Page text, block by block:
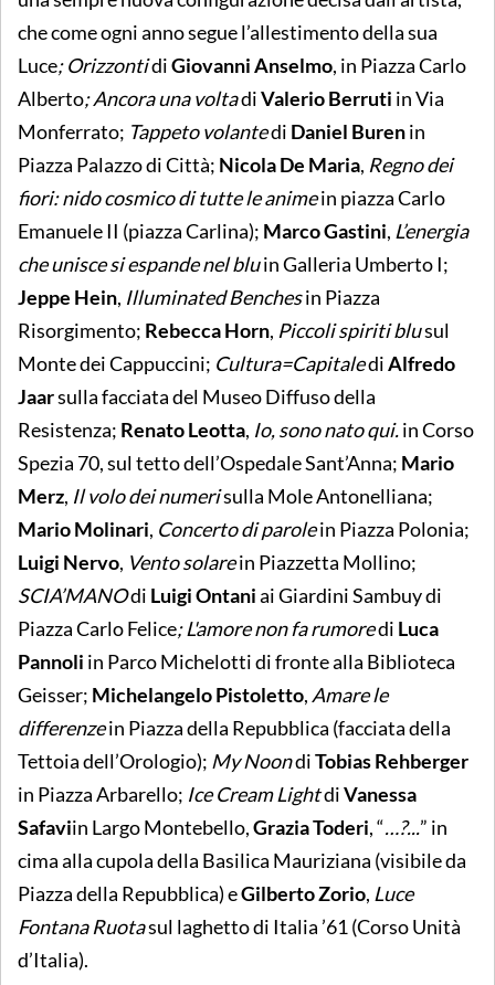
che come ogni anno segue l’allestimento della sua
Luce; OrizzontidiGiovanni Anselmo, in Piazza Carlo
Alberto; Ancora una voltadiValerio Berruti in Via
Monferrato; Tappeto volantedi Daniel Burenin
Piazza Palazzo di Città; NicolaDe Maria, Regno dei
fiori: nido cosmico di tutte le animein piazza Carlo
Emanuele II (piazza Carlina); Marco Gastini, L’energia
che unisce si espande nel bluinGalleria Umberto I;
Jeppe Hein, Illuminated Benchesin Piazza
Risorgimento; Rebecca Horn, Piccoli spiriti blusul
Monte dei Cappuccini; Cultura=CapitalediAlfredo
Jaarsulla facciata del Museo Diffuso della
Resistenza; Renato Leotta, Io, sono nato qui.in Corso
Spezia 70, sul tetto dell’Ospedale Sant’Anna; Mario
Merz, Il volo dei numerisulla Mole Antonelliana;
Mario Molinari, Concerto di parolein Piazza Polonia;
Luigi Nervo, Vento solarein Piazzetta Mollino;
SCIA’MANOdi Luigi Ontaniai Giardini Sambuy di
Piazza Carlo Felice; L'amore non fa rumoredi Luca
Pannoli in Parco Michelotti di fronte alla Biblioteca
Geisser; Michelangelo Pistoletto, Amare le
differenzein Piazza della Repubblica (facciata della
Tettoia dell’Orologio); My NoondiTobias Rehberger
in Piazza Arbarello; Ice Cream LightdiVanessa
Safaviin Largo Montebello,Grazia Toderi, “…?...” in
cima alla cupola della Basilica Mauriziana (visibile da
Piazza della Repubblica) eGilberto Zorio, Luce
Fontana Ruotasul laghetto di Italia ’61 (Corso Unità
d’Italia).